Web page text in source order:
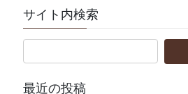
サイト内検索
最近の投稿